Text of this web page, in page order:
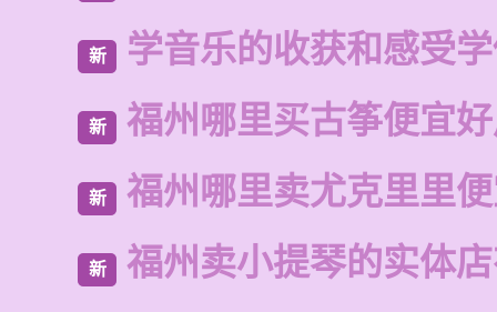
新 学音乐的收获和感受
新 福州哪里买古筝便宜
新 福州哪里卖尤克里里
新 福州卖小提琴的实体